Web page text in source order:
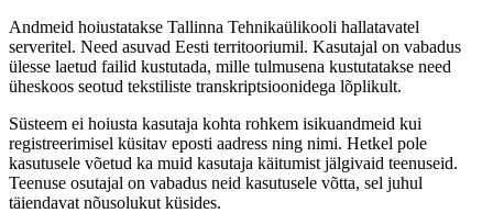
Andmeid hoiustatakse Tallinna Tehnikaülikooli hallatavatel
serveritel. Need asuvad Eesti territooriumil. Kasutajal on vabadus
ülesse laetud failid kustutada, mille tulmusena kustutatakse need
üheskoos seotud tekstiliste transkriptsioonidega lõplikult.
Süsteem ei hoiusta kasutaja kohta rohkem isikuandmeid kui
registreerimisel küsitav eposti aadress ning nimi. Hetkel pole
kasutusele võetud ka muid kasutaja käitumist jälgivaid teenuseid.
Teenuse osutajal on vabadus neid kasutusele võtta, sel juhul
täiendavat nõusolukut küsides.